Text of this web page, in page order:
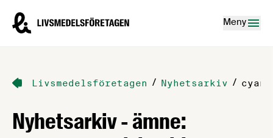
Livsmedelsföretagen – till startsidan
Meny
Livsmedelsföretagen / Nyhetsarkiv /
Nyhetsarkiv - ämne: